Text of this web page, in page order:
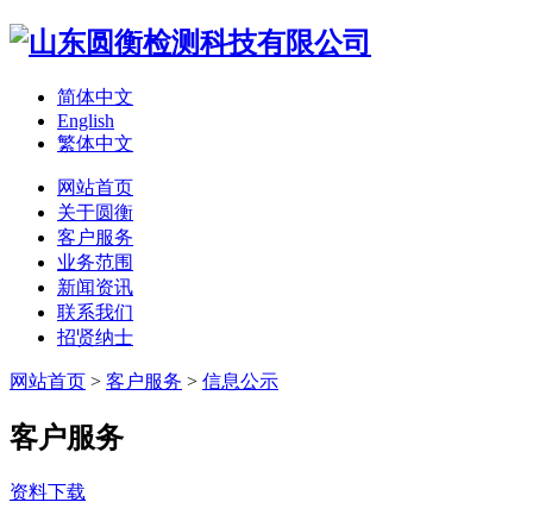
简体中文
English
繁体中文
网站首页
关于圆衡
客户服务
业务范围
新闻资讯
联系我们
招贤纳士
网站首页 > 客户服务 > 信息公示
客户服务
资料下载